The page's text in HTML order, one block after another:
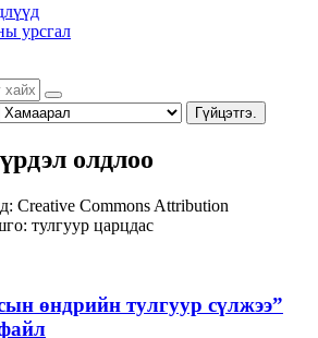
урсгал
Гүйцэтгэ.
олдлоо
Creative Commons Attribution
тулгуур царцдас
өндрийн тулгуур сүлжээ”